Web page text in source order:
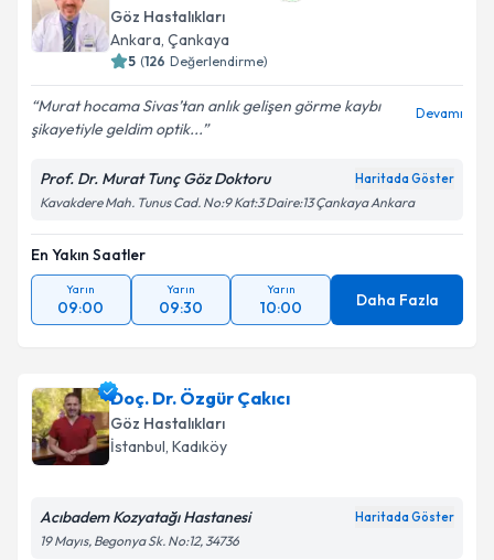
E-posta Adresiniz
Kişisel verilerimin işlenmesine ilişkin
kapsamda işlenmesini kabul ediyorum.
Göz Hastalıkları
Ankara, Çankaya
5 (126 Değerlendirme)
Murat hocama Sivas’tan anlık gelişen görme kaybı
şikayetiyle geldim optik...
Devamı
Prof. Dr. Murat Tunç Göz Doktoru Haritada Göster
Kavakdere Mah. Tunus Cad. No:9 Kat:3 Daire:13 Çankaya Ankara
En Yakın Saatler
Yarın
09:00
Yarın
09:30
Yarın
10:00 Daha Fazla
Doç. Dr. Özgür Çakıcı
Göz Hastalıkları
İstanbul, Kadıköy
Acıbadem Kozyatağı Hastanesi Haritada Göster
19 Mayıs, Begonya Sk. No:12, 34736